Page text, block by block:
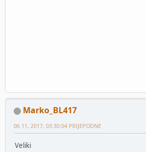
Marko_BL417
06 11, 2017, 03:30:04 PRIJEPODNE
Veliki